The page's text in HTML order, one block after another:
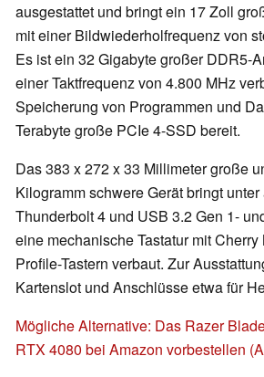
ausgestattet und bringt ein 17 Zoll
mit einer Bildwiederholfrequenz von
Es ist ein 32 Gigabyte großer DDR5-
einer Taktfrequenz von 4.800 MHz
Speicherung von Programmen und
Terabyte große PCIe 4-SSD bereit.
Das 383 x 272 x 33 Millimeter große
Kilogramm schwere Gerät bringt
Thunderbolt 4 und USB 3.2 Gen 1-
eine mechanische Tastatur mit
Profile-Tastern verbaut. Zur
Kartenslot und Anschlüsse etwa für
Mögliche Alternative: Das Razer
RTX 4080 bei Amazon vorbestellen